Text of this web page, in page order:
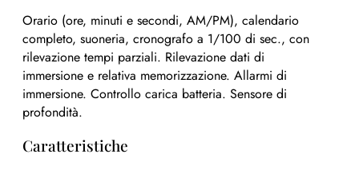
Orario (ore, minuti e secondi, AM/PM), calendario
completo, suoneria, cronografo a 1/100 di sec., con
rilevazione tempi parziali. Rilevazione dati di
immersione e relativa memorizzazione. Allarmi di
immersione. Controllo carica batteria. Sensore di
profondità.
Caratteristiche